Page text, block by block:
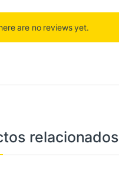
are no reviews yet.
relacionados